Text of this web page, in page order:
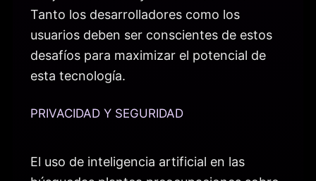
Tanto los desarrolladores como los
usuarios deben ser conscientes de estos
desafíos para maximizar el potencial de
esta tecnología.
PRIVACIDAD Y SEGURIDAD
El uso de inteligencia artificial en las